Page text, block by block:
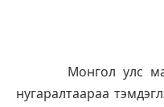
Монгол улс
нугаралтаараа